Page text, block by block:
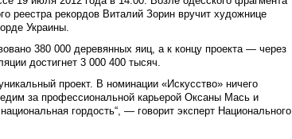
реестра рекордов Виталий Зорин вручит художнице
Украины.
380 000 деревянных яиц, а к концу проекта — через
достигнет 3 000 400 тысяч.
проект. В номинации «Искусство» ничего
за профессиональной карьерой Оксаны Мась и
гордость“, — говорит эксперт Национального